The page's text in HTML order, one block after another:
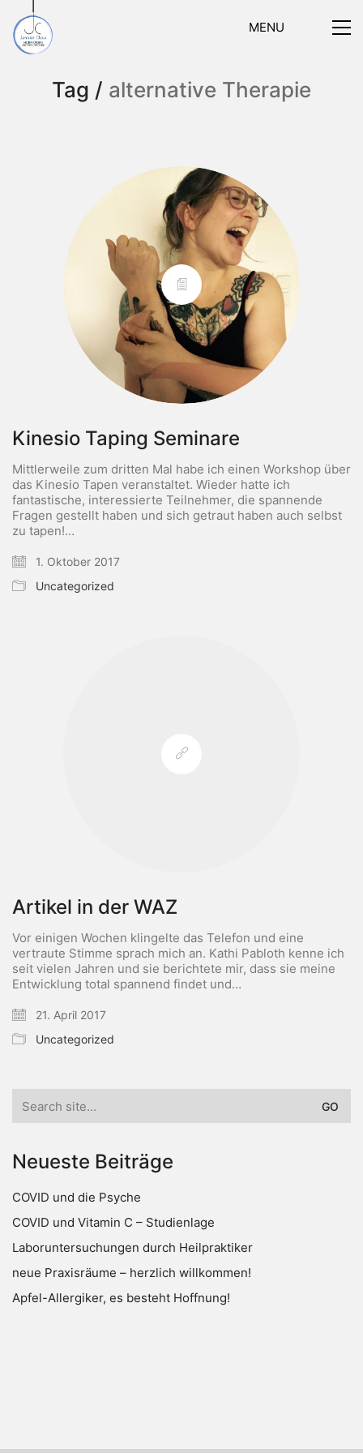
MENU
Tag / alternative Therapie
Kinesio Taping Seminare
Mittlerweile zum dritten Mal habe ich einen Workshop über
das Kinesio Tapen veranstaltet. Wieder hatte ich
fantastische, interessierte Teilnehmer, die spannende
Fragen gestellt haben und sich getraut haben auch selbst
zu tapen!…
1. Oktober 2017
Uncategorized
Artikel in der WAZ
Vor einigen Wochen klingelte das Telefon und eine
vertraute Stimme sprach mich an. Kathi Pabloth kenne ich
seit vielen Jahren und sie berichtete mir, dass sie meine
Entwicklung total spannend findet und…
21. April 2017
Uncategorized
for:
Neueste Beiträge
COVID und die Psyche
COVID und Vitamin C – Studienlage
Laboruntersuchungen durch Heilpraktiker
neue Praxisräume – herzlich willkommen!
Apfel-Allergiker, es besteht Hoffnung!